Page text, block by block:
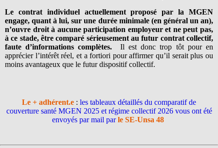
Le contrat individuel actuellement proposé par la MGEN
engage, quant à lui, sur une durée minimale (en général un an),
n’ouvre droit à aucune participation employeur et ne peut pas,
à ce stade, être comparé sérieusement au futur contrat collectif,
faute d’informations complètes. Il est donc trop tôt pour en
apprécier l’intérêt réel, et a fortiori pour affirmer qu’il serait plus ou
moins avantageux que le futur dispositif collectif.
Le + adhérent.e : les tableaux détaillés du comparatif de
couverture santé MGEN 2025 et régime collectif 2026 vous ont été
envoyés par mail par le SE-Unsa 48